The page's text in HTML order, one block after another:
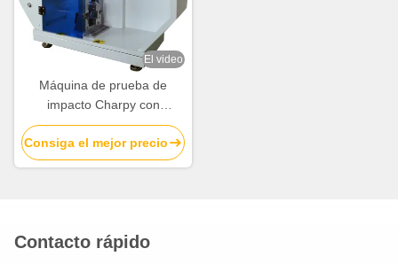
El video
Máquina de prueba de
impacto Charpy con
controlador inteligente de
alta precisión, bastón de
péndulo de fibra de carbono
Consiga el mejor precio
Contacto rápido